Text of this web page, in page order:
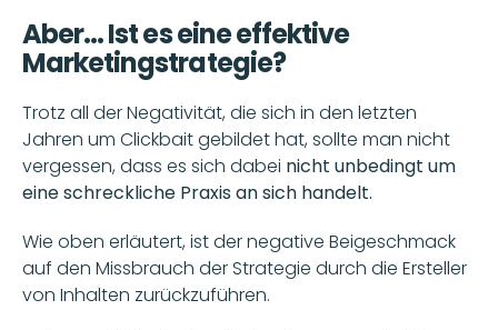
Aber... Ist es eine effektive
Marketingstrategie?
Trotz all der Negativität, die sich in den letzten
Jahren um Clickbait gebildet hat, sollte man nicht
vergessen, dass es sich dabei nicht unbedingt um
eine schreckliche Praxis an sich handelt.
Wie oben erläutert, ist der negative Beigeschmack
auf den Missbrauch der Strategie durch die Ersteller
von Inhalten zurückzuführen.